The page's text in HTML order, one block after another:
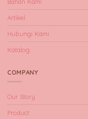
Bahan Kami
Artikel
Hubungi Kami
Katalog
COMPANY
Our Story
Product